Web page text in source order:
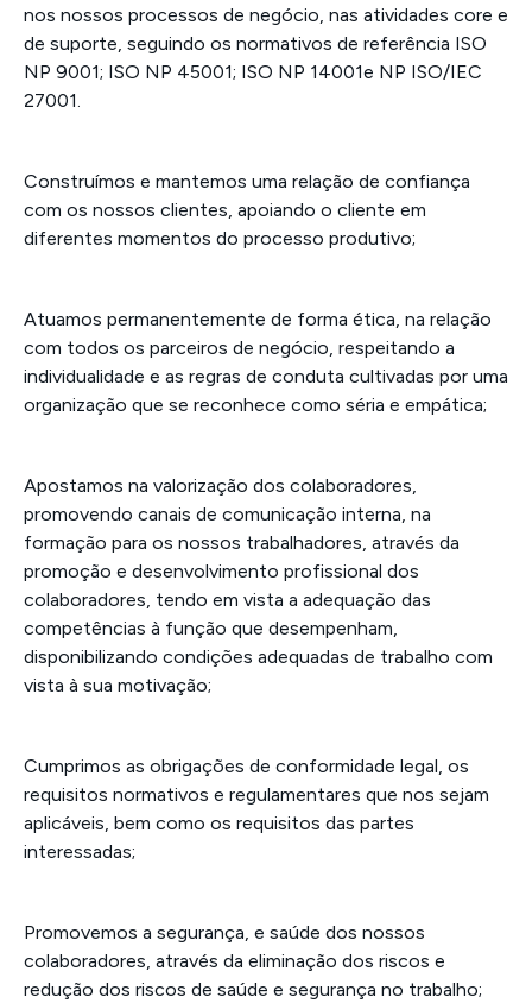
nos nossos processos de negócio, nas atividades core e
de suporte, seguindo os normativos de referência ISO
NP 9001; ISO NP 45001; ISO NP 14001e NP ISO/IEC
27001.
Construímos e mantemos uma relação de confiança
com os nossos clientes, apoiando o cliente em
diferentes momentos do processo produtivo;
Atuamos permanentemente de forma ética, na relação
com todos os parceiros de negócio, respeitando a
individualidade e as regras de conduta cultivadas por uma
organização que se reconhece como séria e empática;
Apostamos na valorização dos colaboradores,
promovendo canais de comunicação interna, na
formação para os nossos trabalhadores, através da
promoção e desenvolvimento profissional dos
colaboradores, tendo em vista a adequação das
competências à função que desempenham,
disponibilizando condições adequadas de trabalho com
vista à sua motivação;
Cumprimos as obrigações de conformidade legal, os
requisitos normativos e regulamentares que nos sejam
aplicáveis, bem como os requisitos das partes
interessadas;
Promovemos a segurança, e saúde dos nossos
colaboradores, através da eliminação dos riscos e
redução dos riscos de saúde e segurança no trabalho;